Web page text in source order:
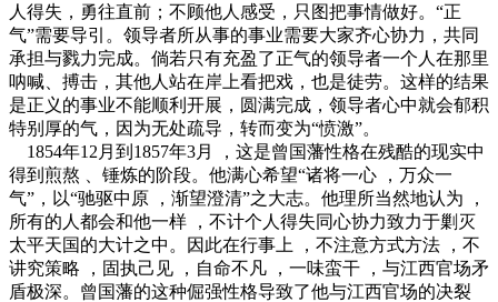
人得失，勇往直前；不顾他人感受，只图把事情做好。“正
气”需要导引。领导者所从事的事业需要大家齐心协力，共同
承担与戮力完成。倘若只有充盈了正气的领导者一个人在那里
呐喊、搏击，其他人站在岸上看把戏，也是徒劳。这样的结果
是正义的事业不能顺利开展，圆满完成，领导者心中就会郁积
特别厚的气，因为无处疏导，转而变为“愤激”。
1854年12月到1857年3月 ，这是曾国藩性格在残酷的现实中
得到煎熬 、锤炼的阶段。他满心希望“诸将一心 ，万众一
气”，以“驰驱中原 ，渐望澄清”之大志。他理所当然地认为 ，
所有的人都会和他一样 ，不计个人得失同心协力致力于剿灭
太平天国的大计之中。因此在行事上 ，不注意方式方法 ，不
讲究策略 ，固执己见 ，自命不凡 ，一味蛮干 ，与江西官场矛
盾极深。曾国藩的这种倔强性格导致了他与江西官场的决裂